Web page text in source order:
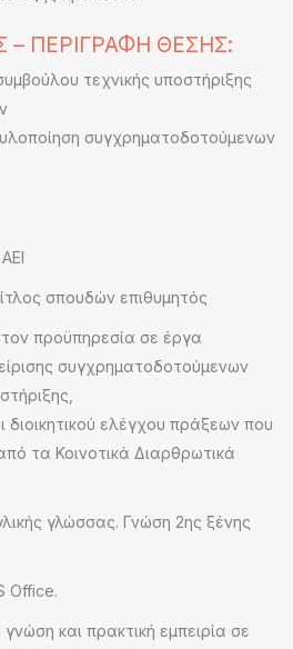
– ΠΕΡΙΓΡΑΦΗ ΘΕΣΗΣ:
τεχνικής υποστήριξης
υλοποίηση συγχρηματοδοτούμενων
σπουδών επιθυμητός
προϋπηρεσία σε έργα
συγχρηματοδοτούμενων
ελέγχου πράξεων που
τα Κοινοτικά Διαρθρωτικά
γλώσσας. Γνώση 2ης ξένης
Office.
και πρακτική εμπειρία σε